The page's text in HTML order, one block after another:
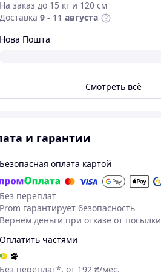
На заказ до 15 кг и 120 см
Доставка 9 - 11 августа
Нова Пошта
Смотреть всё
и гарантии
Безопасная оплата картой
Без переплат
Prom гарантирует безопасность
Вернем деньги при отказе от посылки
Оплатить частями
Без переплат*, от 192 ₴/мес.